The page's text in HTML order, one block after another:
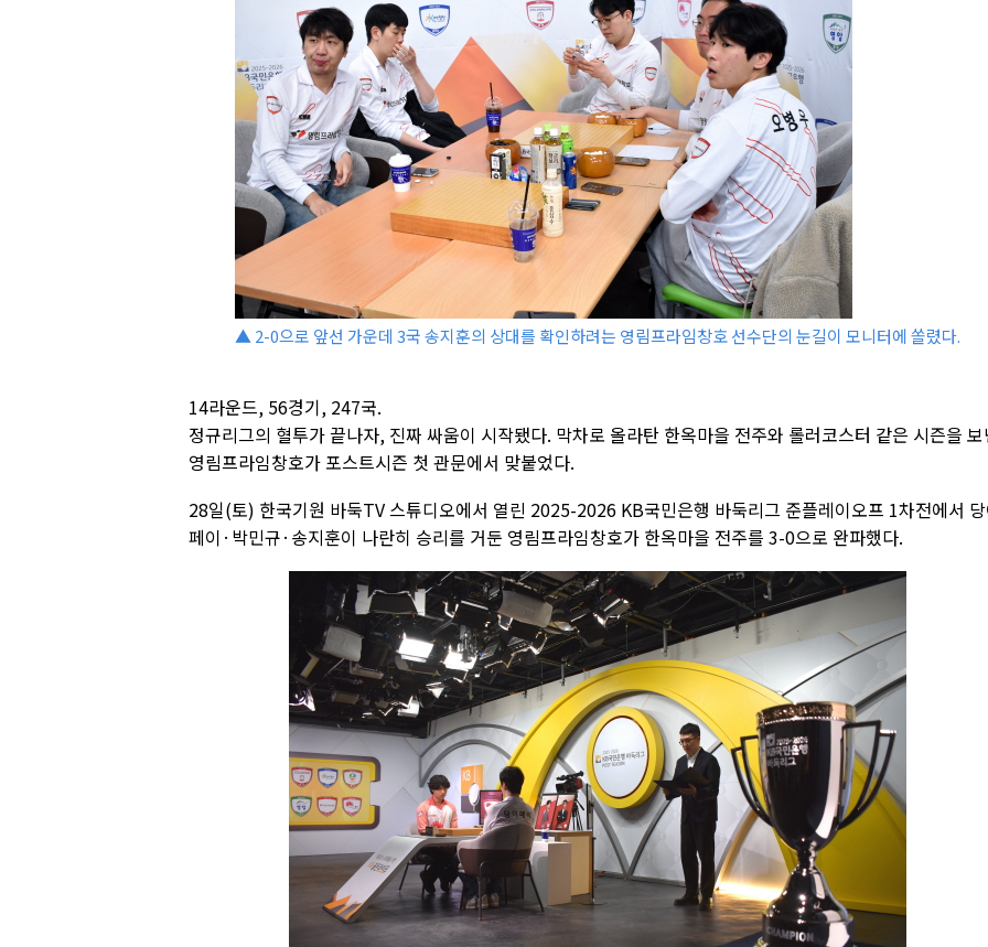
▲ 2-0으로 앞선 가운데 3국 송지훈의 상대를 확인하려는 영림프라임창호 선수단의 눈길이 모니터에 쏠렸다.
14라운드, 56경기, 247국.
정규리그의 혈투가 끝나자, 진짜 싸움이 시작됐다. 막차로 올라탄 한옥마을 전주와 롤러코스터 같은 시즌을 보
영림프라임창호가 포스트시즌 첫 관문에서 맞붙었다.
28일(토) 한국기원 바둑TV 스튜디오에서 열린 2025-2026 KB국민은행 바둑리그 준플레이오프 1차전에서
페이·박민규·송지훈이 나란히 승리를 거둔 영림프라임창호가 한옥마을 전주를 3-0으로 완파했다.